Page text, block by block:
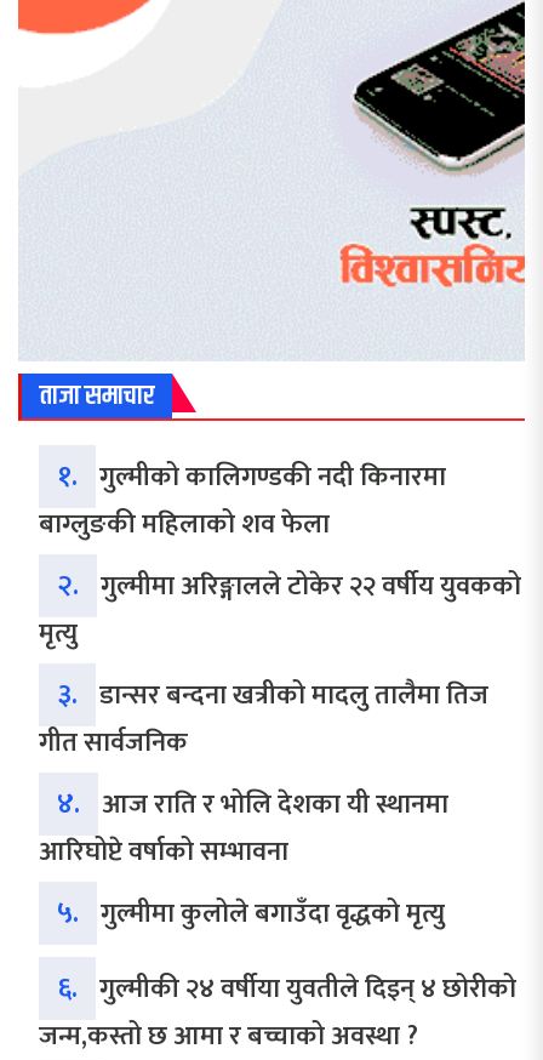
ताजा समाचार
१. गुल्मीको कालिगण्डकी नदी किनारमा
बाग्लुङकी महिलाको शव फेला
२. गुल्मीमा अरिङ्गालले टोकेर २२ वर्षीय युवकको
मृत्यु
३. डान्सर बन्दना खत्रीको मादलु तालैमा तिज
गीत सार्वजनिक
४. आज राति र भोलि देशका यी स्थानमा
आरिघोप्टे वर्षाको सम्भावना
५. गुल्मीमा कुलोले बगाउँदा वृद्धको मृत्यु
६. गुल्मीकी २४ वर्षीया युवतीले दिइन् ४ छोरीको
जन्म,कस्तो छ आमा र बच्चाको अवस्था ?